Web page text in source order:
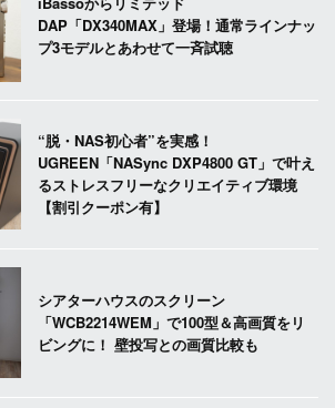
DAP「DX340MAX」登場！通常ラインナッ
プ3モデルとあわせて一斉試聴
“脱・NAS初心者”を実感！
UGREEN「NASync DXP4800 GT」で叶え
るストレスフリーなクリエイティブ環境
【割引クーポン有】
シアターハウスのスクリーン
「WCB2214WEM」で100型＆高画質をリ
ビングに！ 壁投写との画質比較も